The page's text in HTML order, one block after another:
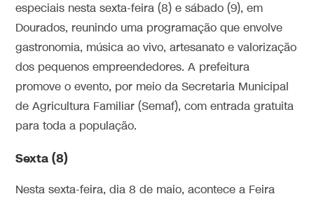
especiais nesta sexta-feira (8) e sábado (9), em
Dourados, reunindo uma programação que envolve
gastronomia, música ao vivo, artesanato e valorização
dos pequenos empreendedores. A prefeitura
promove o evento, por meio da Secretaria Municipal
de Agricultura Familiar (Semaf), com entrada gratuita
para toda a população.
Sexta (8)
Nesta sexta-feira, dia 8 de maio, acontece a Feira